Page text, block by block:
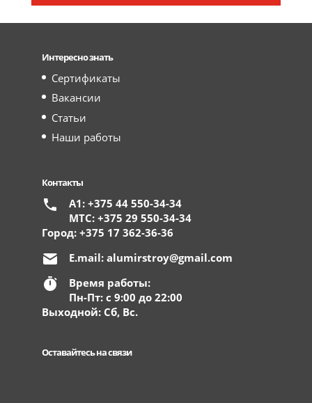
Интересно знать
Сертификаты
Вакансии
Статьи
Наши работы
Контакты
А1: +375 44 550-34-34
МТС: +375 29 550-34-34
Город: +375 17 362-36-36
E.mail: alumirstroy@gmail.com
Время работы:
Пн-Пт: с 9:00 до 22:00
Выходной: Сб, Вс.
Оставайтесь на связи